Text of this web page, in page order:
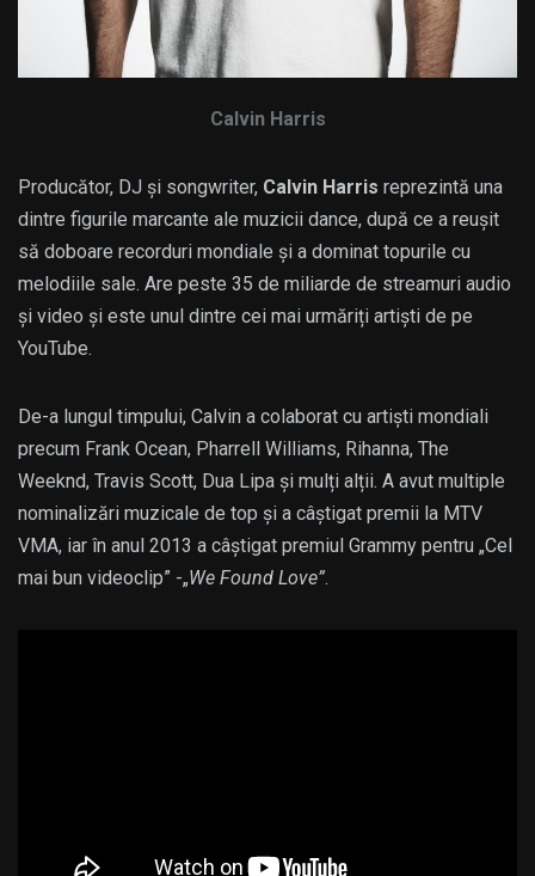
Calvin Harris
Producător, DJ și songwriter, Calvin Harris reprezintă una
dintre figurile marcante ale muzicii dance, după ce a reușit
să doboare recorduri mondiale și a dominat topurile cu
melodiile sale. Are peste 35 de miliarde de streamuri audio
și video și este unul dintre cei mai urmăriți artiști de pe
YouTube.
De-a lungul timpului, Calvin a colaborat cu artiști mondiali
precum Frank Ocean, Pharrell Williams, Rihanna, The
Weeknd, Travis Scott, Dua Lipa și mulți alții. A avut multiple
nominalizări muzicale de top și a câștigat premii la MTV
VMA, iar în anul 2013 a câștigat premiul Grammy pentru „Cel
mai bun videoclip” -„We Found Love”.